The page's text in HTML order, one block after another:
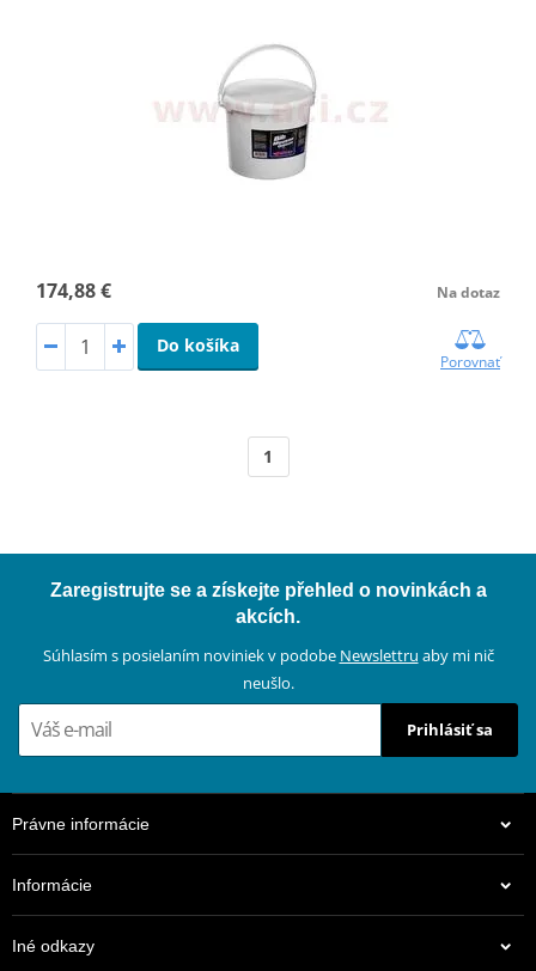
174,88 € Na dotaz
Do košíka
Porovnať
1
Zaregistrujte se a získejte přehled o novinkách a
akcích.
Súhlasím s posielaním noviniek v podobe Newslettru aby mi nič
neušlo.
Prihlásiť sa
Právne informácie
Informácie
Iné odkazy